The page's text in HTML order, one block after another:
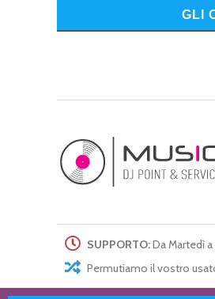
GLI
SUPPORTO:Da Martedì
Permutiamo il vostro